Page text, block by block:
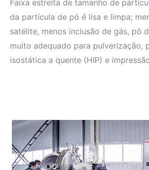
Faixa estreita de tamanho de
da partícula de pó é lisa e limpa;
satélite, menos inclusão de gás, pó
muito adequado para pulverização,
isostática a quente (HIP) e